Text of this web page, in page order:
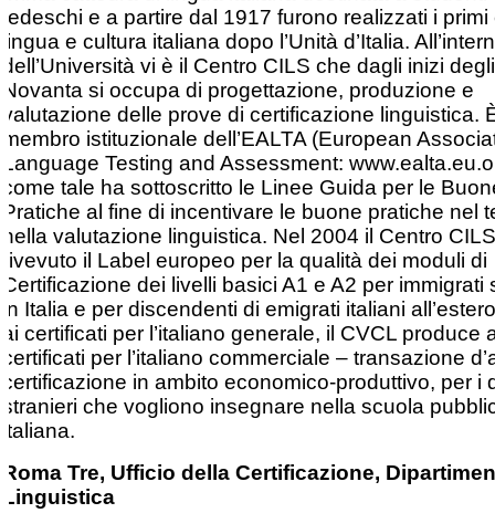
tedeschi e a partire dal 1917 furono realizzati i primi
lingua e cultura italiana dopo l’Unità d’Italia.
dell’Università vi è il Centro CILS che dagli inizi
Novanta si occupa di progettazione, produzione e
valutazione delle prove di certificazione linguistica.
membro istituzionale dell’EALTA (European
Language Testing and Assessment:
come tale ha sottoscritto le Linee Guida per le
Pratiche al fine di incentivare le buone pratiche nel
nella valutazione linguistica. Nel 2004 il Centro
rivevuto il Label europeo per la qualità dei moduli di
Certificazione dei livelli basici A1 e A2 per immigrati
in Italia e per discendenti di emigrati italiani
ai certificati per l’italiano generale, il CVCL produce
certificati per l’italiano commerciale – transazione
certificazione in ambito economico-produttivo, per i
stranieri che vogliono insegnare nella scuola
italiana.
Roma Tre, Ufficio della Certificazione,
Linguistica